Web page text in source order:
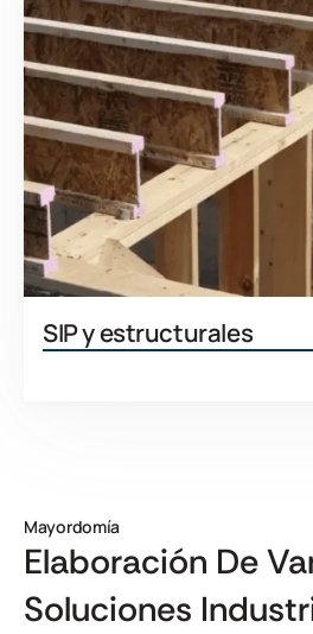
SIP y estructurales
Mayordomía
Elaboración De
Soluciones